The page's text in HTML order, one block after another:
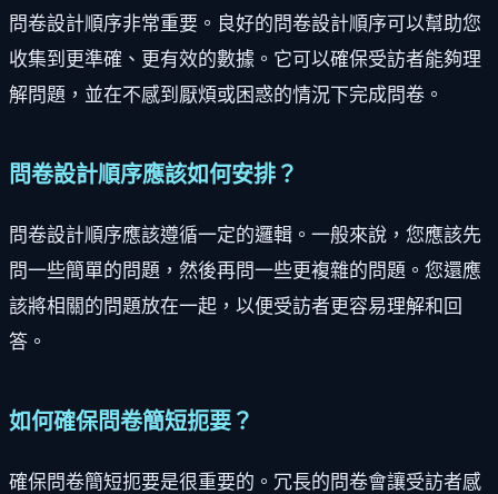
問卷設計順序非常重要。良好的問卷設計順序可以幫助您
收集到更準確、更有效的數據。它可以確保受訪者能夠理
解問題，並在不感到厭煩或困惑的情況下完成問卷。
問卷設計順序應該如何安排？
問卷設計順序應該遵循一定的邏輯。一般來說，您應該先
問一些簡單的問題，然後再問一些更複雜的問題。您還應
該將相關的問題放在一起，以便受訪者更容易理解和回
答。
如何確保問卷簡短扼要？
確保問卷簡短扼要是很重要的。冗長的問卷會讓受訪者感